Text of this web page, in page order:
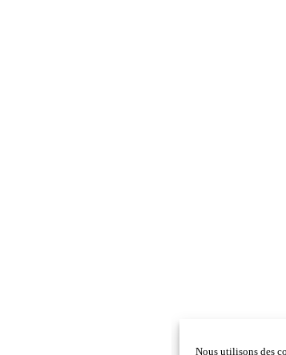
Nous utilisons des